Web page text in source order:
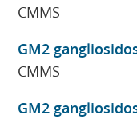
CMMS
GM2
CMMS
GM2